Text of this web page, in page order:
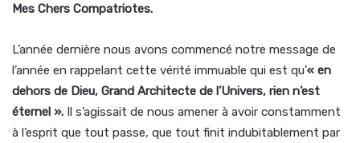
Mes Chers Compatriotes.
L’année dernière nous avons commencé notre message de
l’année en rappelant cette vérité immuable qui est qu’« en
dehors de Dieu, Grand Architecte de l’Univers, rien n’est
éternel ». Il s’agissait de nous amener à avoir constamment
à l’esprit que tout passe, que tout finit indubitablement par